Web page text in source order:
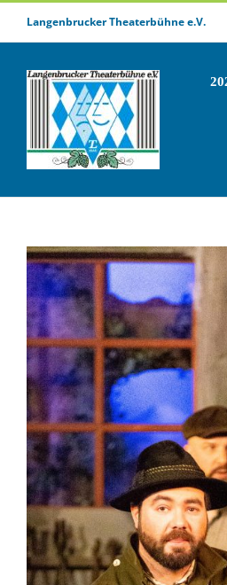
Inhalt
springen
Langenbrucker Theaterbühne e.V.